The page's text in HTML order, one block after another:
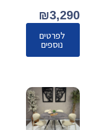
₪3,290
לפרטים
נוספים